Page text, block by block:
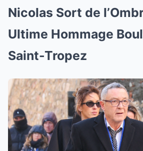
Nicolas Sort de
Ultime Hommage
Saint-Tropez